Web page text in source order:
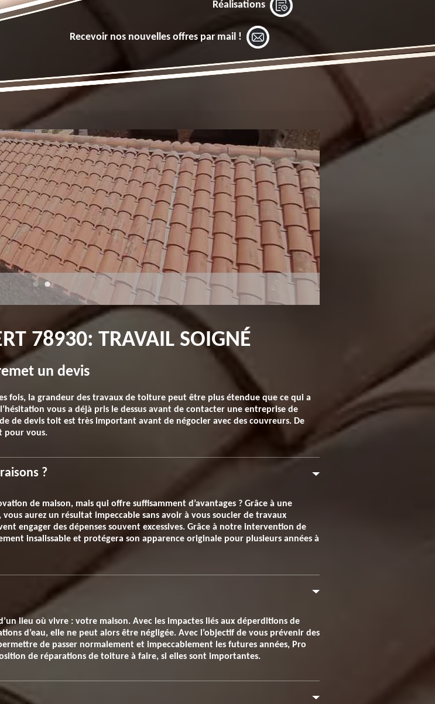
Réalisations
Recevoir nos nouvelles offres par mail !
78930: TRAVAIL SOIGNÉ
un devis
fois, la grandeur des travaux de toiture peut être plus étendue que ce qui a
vous a déjà pris le dessus avant de contacter une entreprise de
de devis toit est très important avant de négocier avec des couvreurs. De
pour vous.
?
de maison, mais qui offre suffisamment d’avantages ? Grâce à une
aurez un résultat impeccable sans avoir à vous soucier de travaux
engager des dépenses souvent excessives. Grâce à notre intervention de
insalissable et protégera son apparence originale pour plusieurs années à
lieu où vivre : votre maison. Avec les impactes liés aux déperditions de
d’eau, elle ne peut alors être négligée. Avec l’objectif de vous prévenir des
de passer normalement et impeccablement les futures années, Pro
de réparations de toiture à faire, si elles sont importantes.